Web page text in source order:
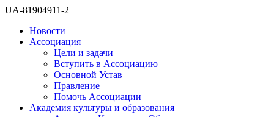
UA-81904911-2
Новости
Ассоциация
Цели и задачи
Вступить в Ассоциацию
Основной Устав
Правление
Помочь Ассоциации
Академия культуры и образования